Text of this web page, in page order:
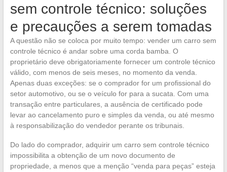
sem controle técnico: soluções
e precauções a serem tomadas
A questão não se coloca por muito tempo: vender um carro sem
controle técnico é andar sobre uma corda bamba. O
proprietário deve obrigatoriamente fornecer um controle técnico
válido, com menos de seis meses, no momento da venda.
Apenas duas exceções: se o comprador for um profissional do
setor automotivo, ou se o veículo for para a sucata. Com uma
transação entre particulares, a ausência de certificado pode
levar ao cancelamento puro e simples da venda, ou até mesmo
à responsabilização do vendedor perante os tribunais.
Do lado do comprador, adquirir um carro sem controle técnico
impossibilita a obtenção de um novo documento de
propriedade, a menos que a menção “venda para peças” esteja